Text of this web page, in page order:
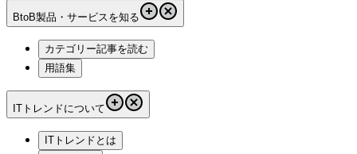
BtoB製品・サービスを知る
カテゴリー記事を読む
用語集
ITトレンドについて
ITトレンドとは